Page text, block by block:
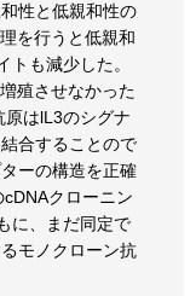
性と低親和性の
を行うと低親和
も減少した。
殖させなかった
はlL3のシグナ
合することので
ーの構造を正確
クローニン
に、まだ同定で
モノクローン抗